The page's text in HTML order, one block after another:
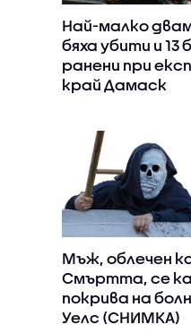
Най-малко
бяха убити и 13
ранени при
край Дамаск
Мъж, облечен
Смъртта, се
покрива на
Уелс (СНИМКА)